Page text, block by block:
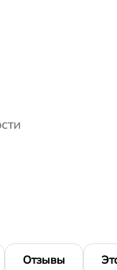
Отзывы